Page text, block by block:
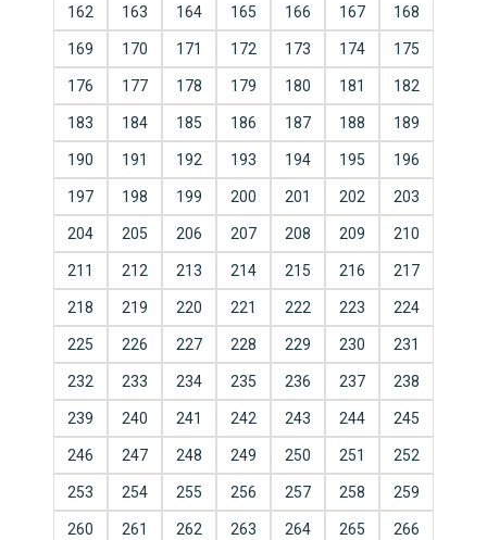
162 163 164 165 166 167 168
169 170 171 172 173 174 175
176 177 178 179 180 181 182
183 184 185 186 187 188 189
190 191 192 193 194 195 196
197 198 199 200 201 202 203
204 205 206 207 208 209 210
211 212 213 214 215 216 217
218 219 220 221 222 223 224
225 226 227 228 229 230 231
232 233 234 235 236 237 238
239 240 241 242 243 244 245
246 247 248 249 250 251 252
253 254 255 256 257 258 259
260 261 262 263 264 265 266